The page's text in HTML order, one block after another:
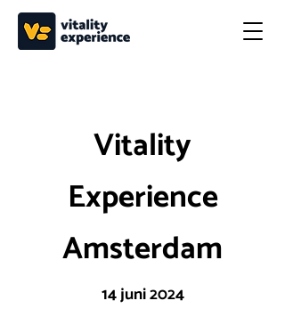
Vitality
Experience
Amsterdam
14 juni 2024